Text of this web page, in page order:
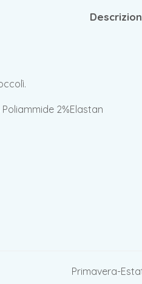
2%Elastan
Primavera-